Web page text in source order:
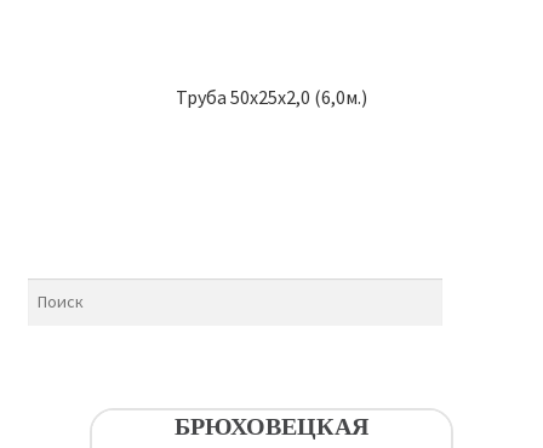
Труба 50х25х2,0 (6,0м.)
БРЮХОВЕЦКАЯ